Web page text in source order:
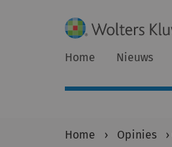
Home Nieuws
Home › Opinies ›